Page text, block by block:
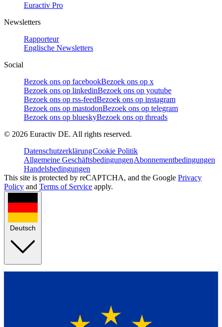
Euractiv Pro
Newsletters
Rapporteur
Englische Newsletters
Social
Bezoek ons op facebookBezoek ons op x
Bezoek ons op linkedinBezoek ons op youtube
Bezoek ons op rss-feedBezoek ons op instagram
Bezoek ons op mastodonBezoek ons op telegram
Bezoek ons op blueskyBezoek ons op threads
© 2026 Euractiv DE. All rights reserved.
DatenschutzerklärungCookie Politik
Allgemeine GeschäftsbedingungenAbonnementbedingungen
Handelsbedingungen
This site is protected by reCAPTCHA, and the Google Privacy
Policy and Terms of Service apply.
Deutsch